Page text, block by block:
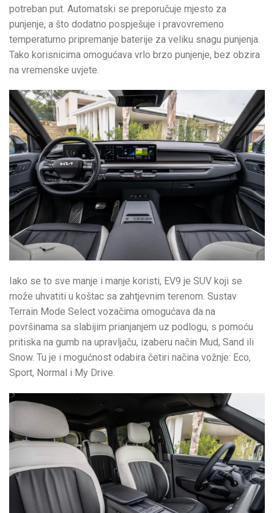
potreban put. Automatski se preporučuje mjesto za
punjenje, a što dodatno pospješuje i pravovremeno
temperaturno pripremanje baterije za veliku snagu punjenja.
Tako korisnicima omogućava vrlo brzo punjenje, bez obzira
na vremenske uvjete.
Iako se to sve manje i manje koristi, EV9 je SUV koji se
može uhvatiti u koštac sa zahtjevnim terenom. Sustav
Terrain Mode Select vozačima omogućava da na
površinama sa slabijim prianjanjem uz podlogu, s pomoću
pritiska na gumb na upravljaču, izaberu način Mud, Sand ili
Snow. Tu je i mogućnost odabira četiri načina vožnje: Eco,
Sport, Normal i My Drive.